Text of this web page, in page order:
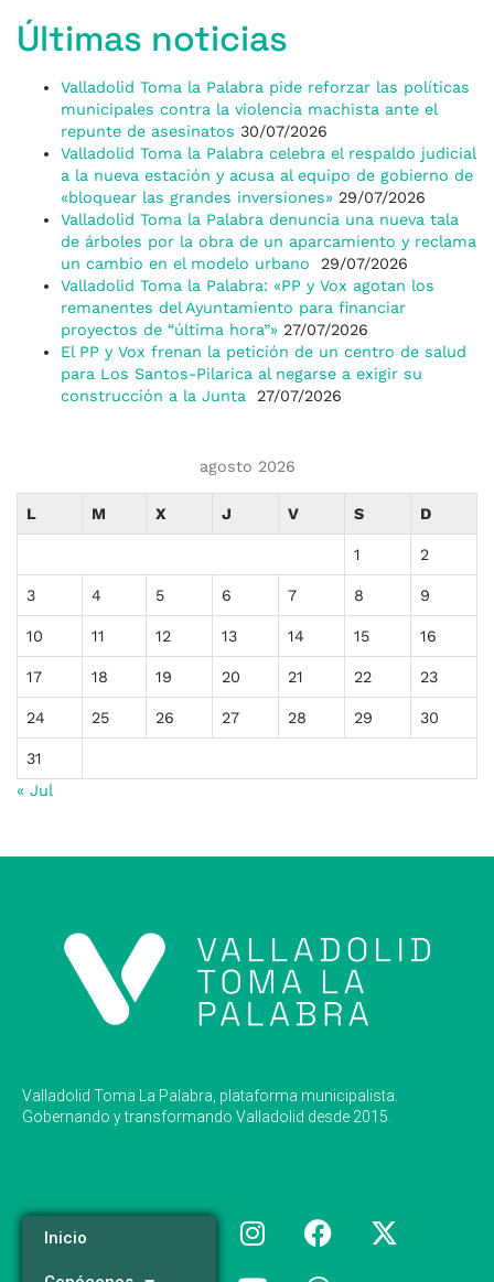
Últimas noticias
Valladolid Toma la Palabra pide reforzar las políticas
municipales contra la violencia machista ante el
repunte de asesinatos 30/07/2026
Valladolid Toma la Palabra celebra el respaldo judicial
a la nueva estación y acusa al equipo de gobierno de
«bloquear las grandes inversiones» 29/07/2026
Valladolid Toma la Palabra denuncia una nueva tala
de árboles por la obra de un aparcamiento y reclama
un cambio en el modelo urbano
29/07/2026
Valladolid Toma la Palabra: «PP y Vox agotan los
remanentes del Ayuntamiento para financiar
proyectos de “última hora”» 27/07/2026
El PP y Vox frenan la petición de un centro de salud
para Los Santos-Pilarica al negarse a exigir su
construcción a la Junta
27/07/2026
agosto 2026
L M X J V S D
1 2
3 4 5 6 7 8 9
10 11 12 13 14 15 16
17 18 19 20 21 22 23
24 25 26 27 28 29 30
31
« Jul
Valladolid Toma La Palabra, plataforma municipalista.
Gobernando y transformando Valladolid desde 2015.
Inicio